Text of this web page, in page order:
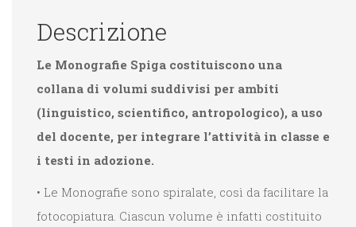
Descrizione
Le Monografie Spiga costituiscono una
collana di volumi suddivisi per ambiti
(linguistico, scientifico, antropologico), a uso
del docente, per integrare l’attività in classe e
i testi in adozione.
• Le Monografie sono spiralate, così da facilitare la
fotocopiatura. Ciascun volume è infatti costituito